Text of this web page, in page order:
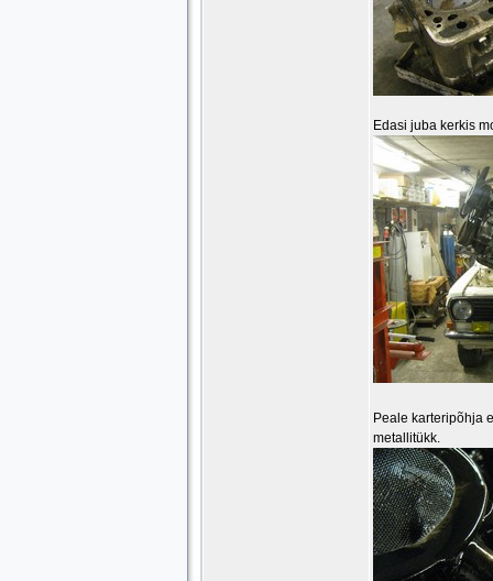
Edasi juba kerkis
Peale karteripõhja
metallitükk.